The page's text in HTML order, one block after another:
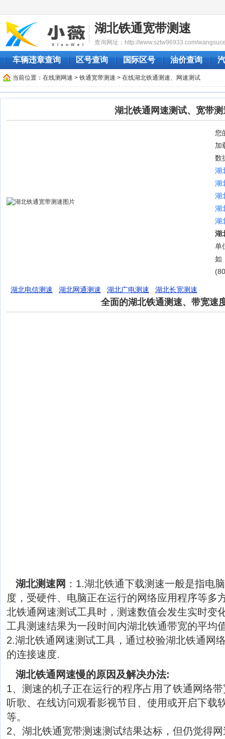
湖北铁通宽带测速
查询网址：http://www.sztw96933.com/
车辆违章查询 区号查询 国际区号 油价查询
当前位置： 在线测网速 > 铁通宽带测速 > 在线湖北铁通测速、网速测试
湖北铁通网速测试、宽带测
您
加
数
湖
湖
湖
湖
湖
湖
单
如
湖北电信测速 湖北网通测速 湖北广电测速 湖北长宽测速
全面的湖北铁通测速、带宽速
湖北测速网 ：1.湖北铁通下载测速一般是指电
度，受硬件、电脑正在运行的网络应用程序等多
北铁通网速测试工具时，测速数值会发生实时变
工具测速结果为一段时间内湖北铁通带宽的平均
2.湖北铁通网速测试工具，通过校验湖北铁通网
的连接速度.
湖北铁通网速慢的原因及解决办法:
1、测速的机子正在运行的程序占用了铁通网络
听歌、在线访问观看影视节目、使用或开启下载
等。
2、湖北铁通宽带测速测试结果达标，但仍觉得